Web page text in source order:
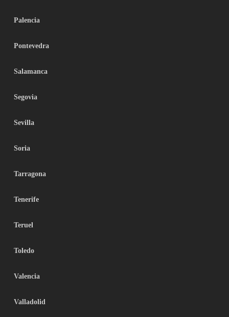
Palencia
Pontevedra
Salamanca
Segovia
Sevilla
Soria
Tarragona
Tenerife
Teruel
Toledo
Valencia
Valladolid